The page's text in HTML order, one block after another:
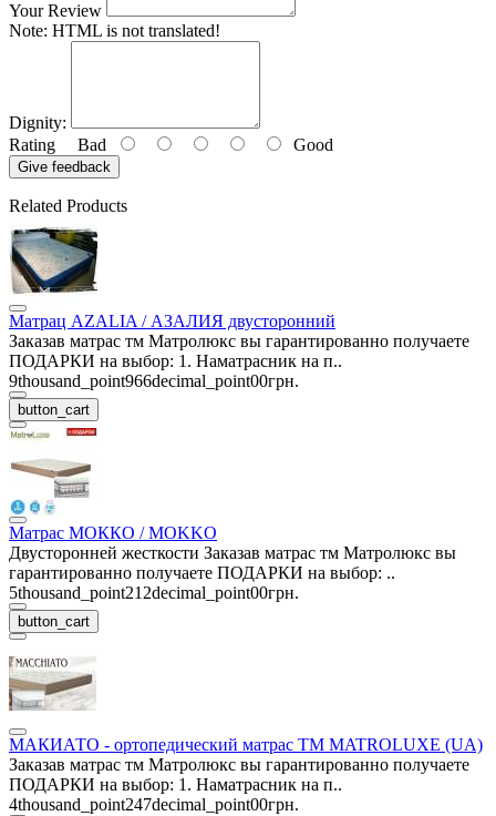
Your Review
Note: HTML is not translated!
Dignity:
Rating Bad Good
Give feedback
Related Products
Матрац AZALIA / АЗАЛИЯ двусторонний
Заказав матрас тм Матролюкс вы гарантированно получаете
ПОДАРКИ на выбор: 1. Наматрасник на п..
9thousand_point966decimal_point00грн.
button_cart
Матрас МОККО / MOKKO
Двусторонней жесткости Заказав матрас тм Матролюкс вы
гарантированно получаете ПОДАРКИ на выбор: ..
5thousand_point212decimal_point00грн.
button_cart
МАКИАТО - ортопедический матрас ТМ MATROLUXE (UA)
Заказав матрас тм Матролюкс вы гарантированно получаете
ПОДАРКИ на выбор: 1. Наматрасник на п..
4thousand_point247decimal_point00грн.